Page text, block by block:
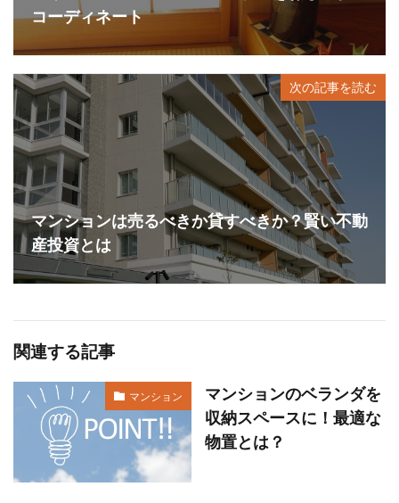
コーディネート
次の記事を読む
マンションは売るべきか貸すべきか？賢い不動
産投資とは
関連する記事
マンション
マンションのベランダを
収納スペースに！最適な
物置とは？